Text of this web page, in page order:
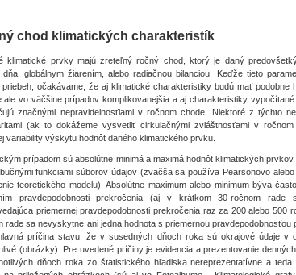
chod klimatických charakteristík
klimatické prvky majú zreteľný ročný chod, ktorý je daný
dňa, globálnym žiarením, alebo radiačnou bilanciou. Keďže tieto
priebeh, očakávame, že aj klimatické charakteristiky budú mať podobne
ale vo väčšine prípadov komplikovanejšia a aj charakteristiky
značnými nepravidelnosťiami v ročnom chode. Niektoré z týchto
(ak to dokážeme vysvetliť cirkulačnými zvláštnosťami v
variability výskytu hodnôt daného klimatického prvku.
prípadom sú absolútne minimá a maximá hodnôt klimatických
funkciami súborov údajov (zväčša sa používa Pearsonovo
teoretického modelu). Absolútne maximum alebo minimum býva
pravdepodobnosti prekročenia (aj v krátkom 30-ročnom rade
priemernej pravdepodobnosti prekročenia raz za 200 alebo 500
rade sa nevyskytne ani jedna hodnota s priemernou pravdepodobnosťou
príčina stavu, že v susedných dňoch roka sú okrajové údaje v
(obrázky). Pre uvedené príčiny je evidencia a prezentovanie
dňoch roka zo štatistického hľadiska nereprezentatívne a teda